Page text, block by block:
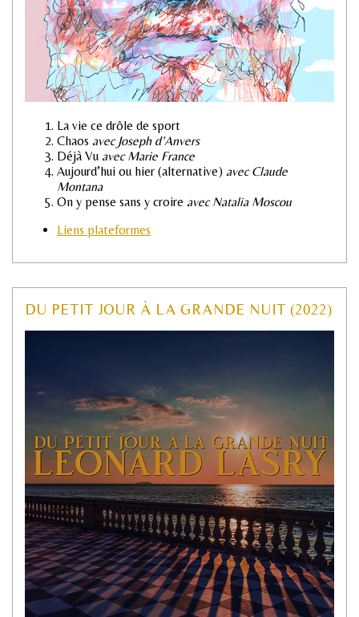
La vie ce drôle de sport
Chaos avec Joseph d’Anvers
Déjà Vu avec Marie France
Aujourd’hui ou hier (alternative) avec Claude
Montana
On y pense sans y croire avec Natalia Moscou
Liens plateformes
DU PETIT JOUR À LA GRANDE NUIT (2022)